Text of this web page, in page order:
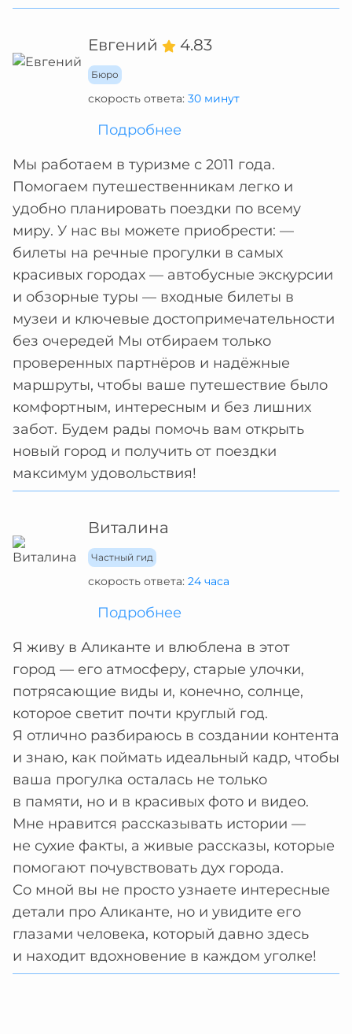
Евгений 4.83
Бюро
скорость ответа: 30 минут
Подробнее
Мы работаем в туризме с 2011 года.
Помогаем путешественникам легко и
удобно планировать поездки по всему
миру. У нас вы можете приобрести: —
билеты на речные прогулки в самых
красивых городах — автобусные экскурсии
и обзорные туры — входные билеты в
музеи и ключевые достопримечательности
без очередей Мы отбираем только
проверенных партнёров и надёжные
маршруты, чтобы ваше путешествие было
комфортным, интересным и без лишних
забот. Будем рады помочь вам открыть
новый город и получить от поездки
максимум удовольствия!
Виталина
Частный гид
скорость ответа: 24 часа
Подробнее
Я живу в Аликанте и влюблена в этот
город — его атмосферу, старые улочки,
потрясающие виды и, конечно, солнце,
которое светит почти круглый год.
Я отлично разбираюсь в создании контента
и знаю, как поймать идеальный кадр, чтобы
ваша прогулка осталась не только
в памяти, но и в красивых фото и видео.
Мне нравится рассказывать истории —
не сухие факты, а живые рассказы, которые
помогают почувствовать дух города.
Со мной вы не просто узнаете интересные
детали про Аликанте, но и увидите его
глазами человека, который давно здесь
и находит вдохновение в каждом уголке!